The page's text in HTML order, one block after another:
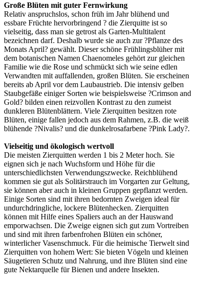
Große Blüten mit guter Fernwirkung
Relativ anspruchslos, schon früh im Jahr blühend und
essbare Früchte hervorbringend ? die Zierquitte ist so
vielseitig, dass man sie getrost als Garten-Multitalent
bezeichnen darf. Deshalb wurde sie auch zur ?Pflanze des
Monats April? gewählt. Dieser schöne Frühlingsblüher mit
dem botanischen Namen Chaenomeles gehört zur gleichen
Familie wie die Rose und schmückt sich wie seine edlen
Verwandten mit auffallenden, großen Blüten. Sie erscheinen
bereits ab April vor dem Laubaustrieb. Die intensiv gelben
Staubgefäße einiger Sorten wie beispielsweise ?Crimson and
Gold? bilden einen reizvollen Kontrast zu den zumeist
dunkleren Blütenblättern. Viele Zierquitten besitzen rote
Blüten, einige fallen jedoch aus dem Rahmen, z.B. die weiß
blühende ?Nivalis? und die dunkelrosafarbene ?Pink Lady?.
Vielseitig und ökologisch wertvoll
Die meisten Zierquitten werden 1 bis 2 Meter hoch. Sie
eignen sich je nach Wuchsform und Höhe für die
unterschiedlichsten Verwendungszwecke. Reichblühend
kommen sie gut als Solitärstrauch im Vorgarten zur Geltung,
sie können aber auch in kleinen Gruppen gepflanzt werden.
Einige Sorten sind mit ihren bedornten Zweigen ideal für
undurchdringliche, lockere Blütenhecken. Zierquitten
können mit Hilfe eines Spaliers auch an der Hauswand
emporwachsen. Die Zweige eignen sich gut zum Vortreiben
und sind mit ihren farbenfrohen Blüten ein schöner,
winterlicher Vasenschmuck. Für die heimische Tierwelt sind
Zierquitten von hohem Wert: Sie bieten Vögeln und kleinen
Säugetieren Schutz und Nahrung, und ihre Blüten sind eine
gute Nektarquelle für Bienen und andere Insekten.